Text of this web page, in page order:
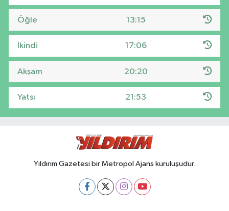
Öğle 13:15
İkindi 17:06
Akşam 20:20
Yatsı 21:53
Yıldırım Gazetesi bir Metropol Ajans kuruluşudur.